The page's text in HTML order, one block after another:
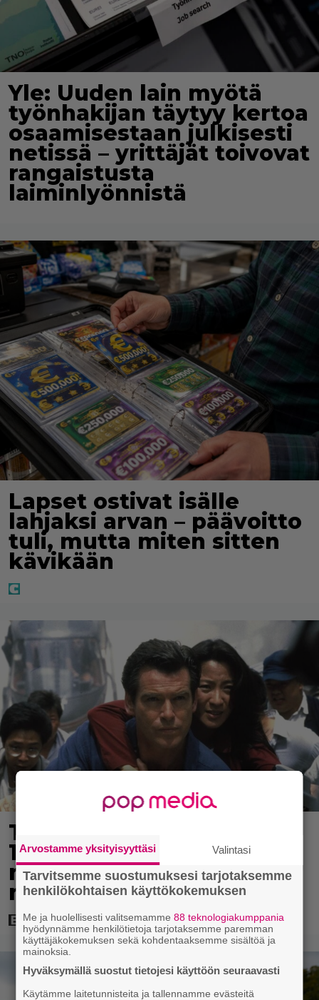
Yle: Uuden lain myötä
työnhakijan täytyy kertoa
osaamisestaan julkisesti
netissä – yrittäjät toivovat
rangaistusta
laiminlyönnistä
Lapset ostivat isälle
lahjaksi arvan – päävoitto
tuli, mutta miten sitten
kävikään
Tänään tv:ssä: Vuoden
1997 Bond-leffassa
nähdään hämmenttävän
nykyaikainen kännykkä
Arvostamme yksityisyyttäsi Valintasi
Tarvitsemme suostumuksesi tarjotaksemme
henkilökohtaisen käyttökokemuksen
Me ja huolellisesti valitsemamme88 teknologiakumppania
hyödynnämme henkilötietoja tarjotaksemme paremman
käyttäjäkokemuksen sekä kohdentaaksemme sisältöä ja
mainoksia.
Hyväksymällä suostut tietojesi käyttöön seuraavasti
Käytämme laitetunnisteita ja tallennamme evästeitä